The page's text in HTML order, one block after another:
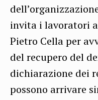
invita i lavoratori
Pietro Cella per
del recupero del
dichiarazione dei
possono arrivare